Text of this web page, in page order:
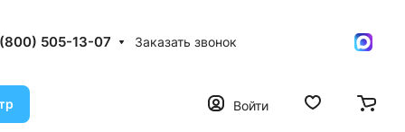
505-13-07 Заказать звонок
Войти